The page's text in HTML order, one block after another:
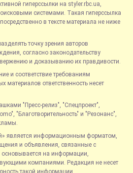
гиперссылки на styler.rbc.ua,
системами. Такая гиперссылка
в тексте материала не ниже
точку зрения авторов
согласно законодательству
и доказыванию их правдивости.
и соответствие требованиям
материалов ответственность несет
"Пресс-релиз", "Спецпроект",
"Благотворительность" и "Резонанс",
является информационным форматом,
и объявления, связанные с
основывается на информации,
компаниями. Редакция не несет